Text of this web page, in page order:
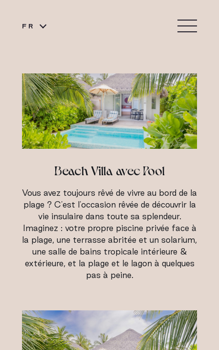
FR
Beach Villa avec Pool
Vous avez toujours rêvé de vivre au bord de la
plage ? C'est l'occasion rêvée de découvrir la
vie insulaire dans toute sa splendeur.
Imaginez : votre propre piscine privée face à
la plage, une terrasse abritée et un solarium,
une salle de bains tropicale intérieure &
extérieure, et la plage et le lagon à quelques
pas à peine.